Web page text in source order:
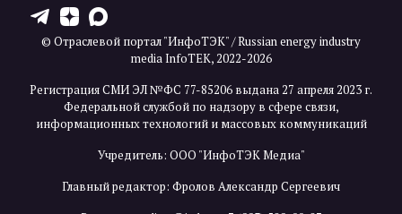
T Z X
© Отраслевой портал "ИнфоТЭК" / Russian energy industry
media InfoTEK, 2022-2026
Регистрация СМИ ЭЛ №ФС 77-85206 выдана 27 апреля 2023 г.
Федеральной службой по надзору в сфере связи,
информационных технологий и массовых коммуникаций
Учредитель: ООО "ИнфоТЭК Медиа"
Главный редактор: Фролов Александр Сергеевич